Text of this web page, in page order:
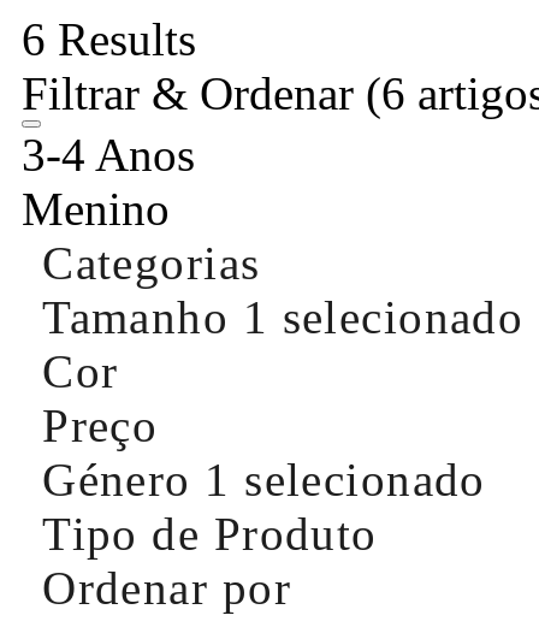
6 Results
Filtrar & Ordenar (6
3-4 Anos
Menino
Categorias
Tamanho 1 selecionado
Cor
Preço
Género 1 selecionado
Tipo de Produto
Ordenar por